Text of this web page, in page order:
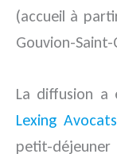
(accueil à
Gouvion-Saint-
La diffusion a
Lexing
petit-